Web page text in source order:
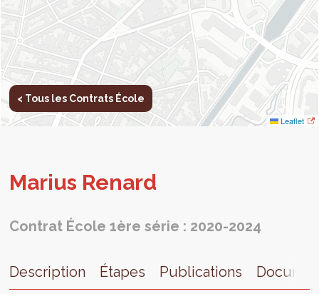
Leaflet
< Tous les Contrats École
Marius Renard
Contrat École 1ère série : 2020-2024
Description Étapes Publications